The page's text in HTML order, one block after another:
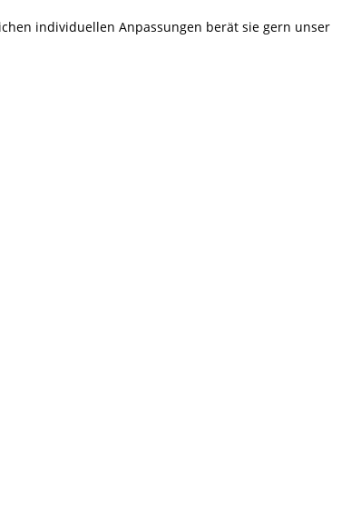
individuellen Anpassungen berät sie gern unser